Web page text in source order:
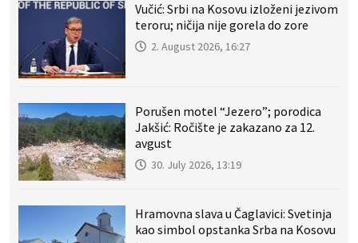
Vučić: Srbi na Kosovu izloženi jezivom
teroru; ničija nije gorela do zore
2. August 2026, 16:27
Porušen motel “Jezero”; porodica
Jakšić: Ročište je zakazano za 12.
avgust
30. July 2026, 13:19
Hramovna slava u Čaglavici: Svetinja
kao simbol opstanka Srba na Kosovu